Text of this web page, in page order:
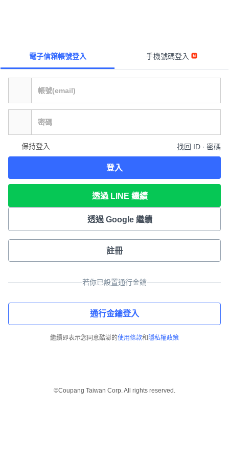
電子信箱帳號登入 手機號碼登入
保持登入 找回 ID ∙ 密碼
登入
透過 LINE 繼續
透過 Google 繼續
註冊
若你已設置通行金鑰
通行金鑰登入
繼續即表示您同意酷澎的使用條款和 隱私權政策
©Coupang Taiwan Corp. All rights reserved.